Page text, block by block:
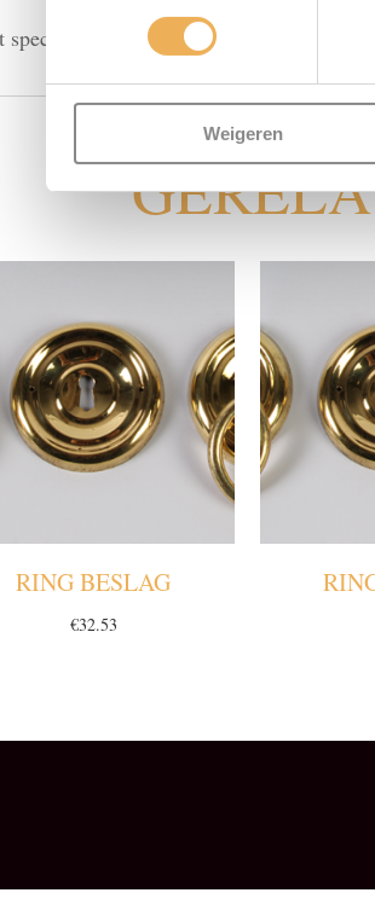
Weigeren
specifieke Meubelbeslag is gemaakt van
RING BESLAG
€32.53